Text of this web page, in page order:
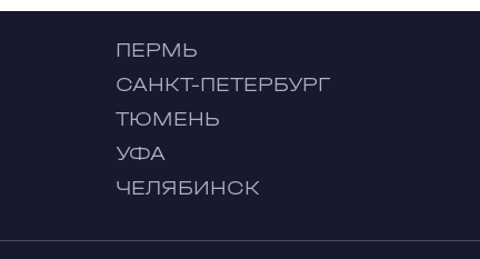
ПЕРМЬ
САНКТ-ПЕТЕРБУРГ
ТЮМЕНЬ
УФА
ЧЕЛЯБИНСК